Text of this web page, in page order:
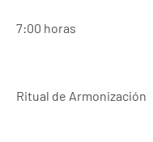
7:00 horas
Ritual de Armonización